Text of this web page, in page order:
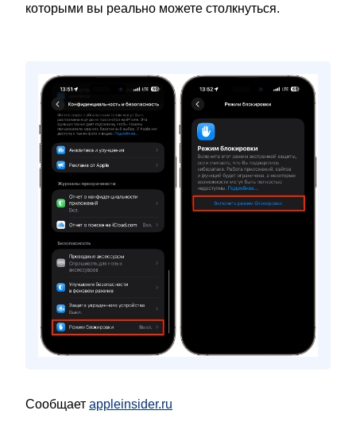
которыми вы реально можете столкнуться.
Сообщает appleinsider.ru